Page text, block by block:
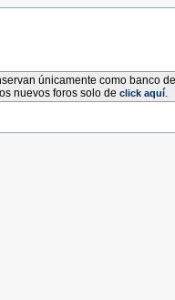
únicamente como banco
nuevos foros solo de click aquí.